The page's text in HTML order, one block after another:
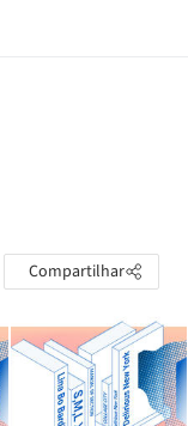
Compartilhar